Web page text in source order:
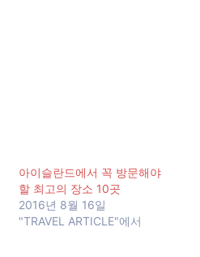
아이슬란드에서 꼭 방문해야
할 최고의 장소 10곳
2016년 8월 16일
"TRAVEL ARTICLE"에서